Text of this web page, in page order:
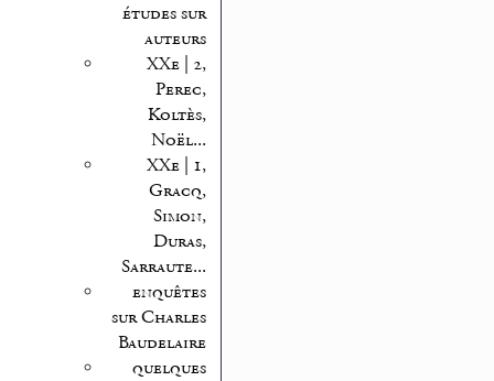
études sur
auteurs
XXe | 2,
Perec,
Koltès,
Noël...
XXe | 1,
Gracq,
Simon,
Duras,
Sarraute...
enquêtes
sur Charles
Baudelaire
quelques